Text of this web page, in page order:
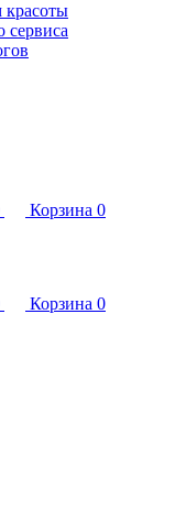
красоты
сервиса
Корзина 0
Корзина 0